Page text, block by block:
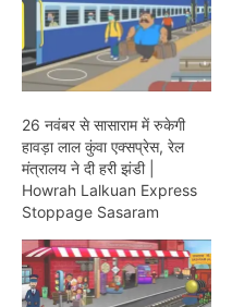
26 नवंबर से सासाराम में रुकेगी
हावड़ा लाल कुंवा एक्सप्रेस, रेल
मंत्रालय ने दी हरी झंडी |
Howrah Lalkuan Express
Stoppage Sasaram